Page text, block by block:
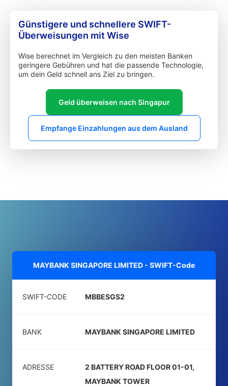
Günstigere und schnellere SWIFT-
Überweisungen mit Wise
Wise berechnet im Vergleich zu den meisten Banken
geringere Gebühren und hat die passende Technologie,
um dein Geld schnell ans Ziel zu bringen.
Geld überweisen nach Singapur
Empfange Einzahlungen aus dem Ausland
MAYBANK SINGAPORE LIMITED - SWIFT-Code
SWIFT-CODE MBBESGS2
BANK MAYBANK SINGAPORE LIMITED
ADRESSE
2 BATTERY ROAD FLOOR 01-01,
MAYBANK TOWER